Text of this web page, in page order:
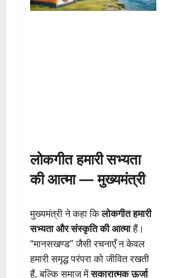
लोकगीत हमारी सभ्यता
की आत्मा — मुख्यमंत्री
मुख्यमंत्री ने कहा किलोकगीत हमारी
सभ्यता और संस्कृति की आत्माहैं।
“मानसखण्ड” जैसी रचनाएँ न केवल
हमारी समृद्ध परंपरा को जीवित रखती
हैं, बल्कि समाज मेंसकारात्मक ऊर्जा